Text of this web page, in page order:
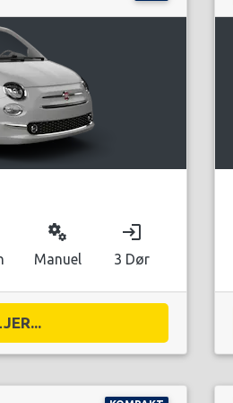
miscellaneous_services
Manuel
login
3 Dør